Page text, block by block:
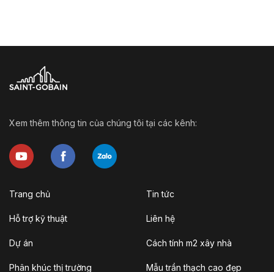
Xem thêm thông tin của chúng tôi tại các kênh:
Trang chủ
Hỗ trợ kỹ thuật
Dự án
Phân khúc thị trường
Tin tức
Liên hệ
Cách tính m2 xây nhà
Mẫu trần thạch cao đẹp